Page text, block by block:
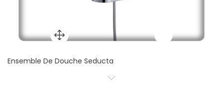
Ensemble De Douche Seducta